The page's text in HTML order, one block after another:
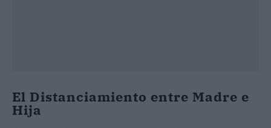
El Distanciamiento entre Madre e
Hija